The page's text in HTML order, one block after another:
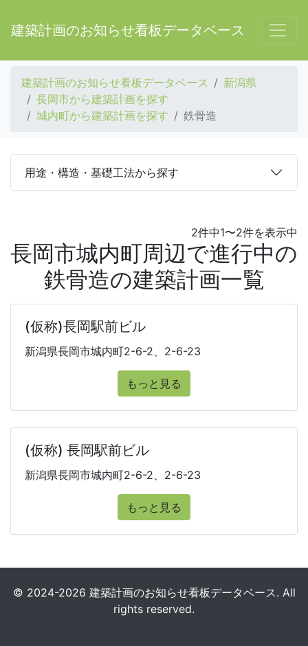
建築計画のお知らせ看板データベース
建築計画のお知らせ看板データベース
新潟県
長岡市から建築計画を探す
城内町から建築計画を探す
鉄骨造
用途・構造・基礎工法から探す
2件中1〜2件を表示中
長岡市城内町周辺で進行中の
鉄骨造の建築計画一覧
(仮称)長岡駅前ビル
新潟県長岡市城内町2-6-2、2-6-23
もっと見る
(仮称) 長岡駅前ビル
新潟県長岡市城内町2-6-2、2-6-23
もっと見る
© 2024-2026 建築計画のお知らせ看板データベース. All
rights reserved.